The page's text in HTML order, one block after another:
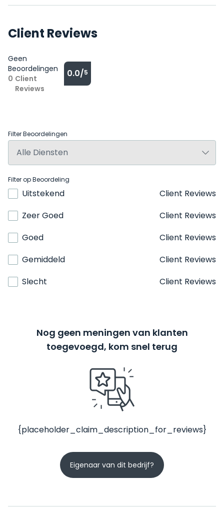
Client Reviews
Geen
Beoordelingen
0 Client
Reviews
0.0/5
Filter Beoordelingen
Filter op Beoordeling
Uitstekend
Client Reviews
Zeer Goed
Client Reviews
Goed
Client Reviews
Gemiddeld
Client Reviews
Slecht
Client Reviews
Nog geen meningen van klanten
toegevoegd, kom snel terug
{placeholder_claim_description_for_reviews}
Eigenaar van dit bedrijf?